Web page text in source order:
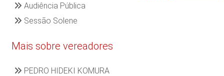
Audiência Pública
Sessão Solene
Mais sobre vereadores
PEDRO HIDEKI KOMURA